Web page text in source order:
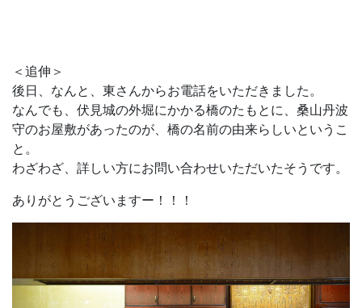
＜追伸＞
後日、なんと、東さんからお電話をいただきました。
なんでも、伏見城の外堀にかかる橋のたもとに、桑山丹波
守のお屋敷があったのが、橋の名前の由来らしいというこ
と。
わざわざ、詳しい方にお問い合わせいただいたそうです。
ありがとうございますー！！！